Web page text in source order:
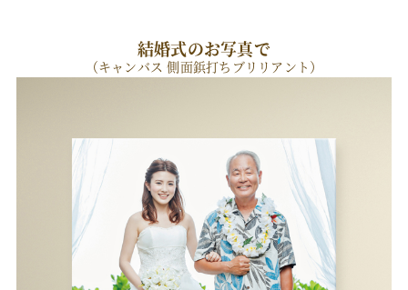
結婚式のお写真で
（キャンバス 側面鋲打ちブリリアント）